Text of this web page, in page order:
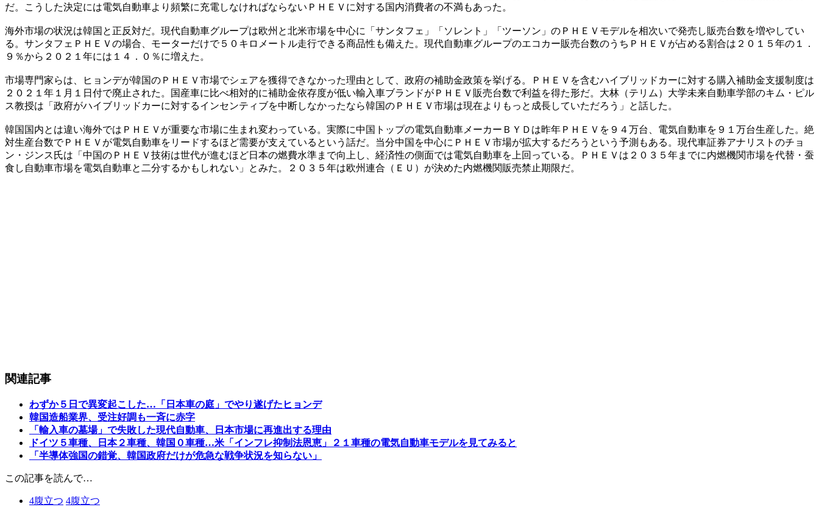
だ。こうした決定には電気自動車より頻繁に充電しなければならないＰＨＥＶに対する国内消費者の不満もあった。
海外市場の状況は韓国と正反対だ。現代自動車グループは欧州と北米市場を中心に「サンタフェ」「ソレント」「ツーソン」のＰＨＥＶモデルを相次いで発売し販売台数を増やしてい
る。サンタフェＰＨＥＶの場合、モーターだけで５０キロメートル走行できる商品性も備えた。現代自動車グループのエコカー販売台数のうちＰＨＥＶが占める割合は２０１５年の１．
９％から２０２１年には１４．０％に増えた。
市場専門家らは、ヒョンデが韓国のＰＨＥＶ市場でシェアを獲得できなかった理由として、政府の補助金政策を挙げる。ＰＨＥＶを含むハイブリッドカーに対する購入補助金支援制度は
２０２１年１月１日付で廃止された。国産車に比べ相対的に補助金依存度が低い輸入車ブランドがＰＨＥＶ販売台数で利益を得た形だ。大林（テリム）大学未来自動車学部のキム・ピル
ス教授は「政府がハイブリッドカーに対するインセンティブを中断しなかったなら韓国のＰＨＥＶ市場は現在よりもっと成長していただろう」と話した。
韓国国内とは違い海外ではＰＨＥＶが重要な市場に生まれ変わっている。実際に中国トップの電気自動車メーカーＢＹＤは昨年ＰＨＥＶを９４万台、電気自動車を９１万台生産した。絶
対生産台数でＰＨＥＶが電気自動車をリードするほど需要が支えているという話だ。当分中国を中心にＰＨＥＶ市場が拡大するだろうという予測もある。現代車証券アナリストのチョ
ン・ジンス氏は「中国のＰＨＥＶ技術は世代が進むほど日本の燃費水準まで向上し、経済性の側面では電気自動車を上回っている。ＰＨＥＶは２０３５年までに内燃機関市場を代替・蚕
食し自動車市場を電気自動車と二分するかもしれない」とみた。２０３５年は欧州連合（ＥＵ）が決めた内燃機関販売禁止期限だ。
関連記事
わずか５日で異変起こした…「日本車の庭」でやり遂げたヒョンデ
韓国造船業界、受注好調も一斉に赤字
「輸入車の墓場」で失敗した現代自動車、日本市場に再進出する理由
ドイツ５車種、日本２車種、韓国０車種…米「インフレ抑制法恩恵」２１車種の電気自動車モデルを見てみると
「半導体強国の錯覚、韓国政府だけが危急な戦争状況を知らない」
この記事を読んで…
4腹立つ 4腹立つ